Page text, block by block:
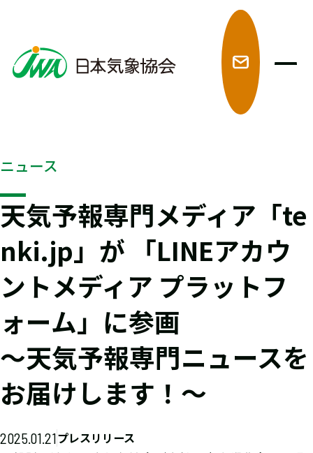
ニュース
天気予報専門メディア「te
nki.jp」が 「LINEアカウ
ントメディア プラットフ
ォーム」に参画
～天気予報専門ニュースを
お届けします！～
2025.01.21プレスリリース